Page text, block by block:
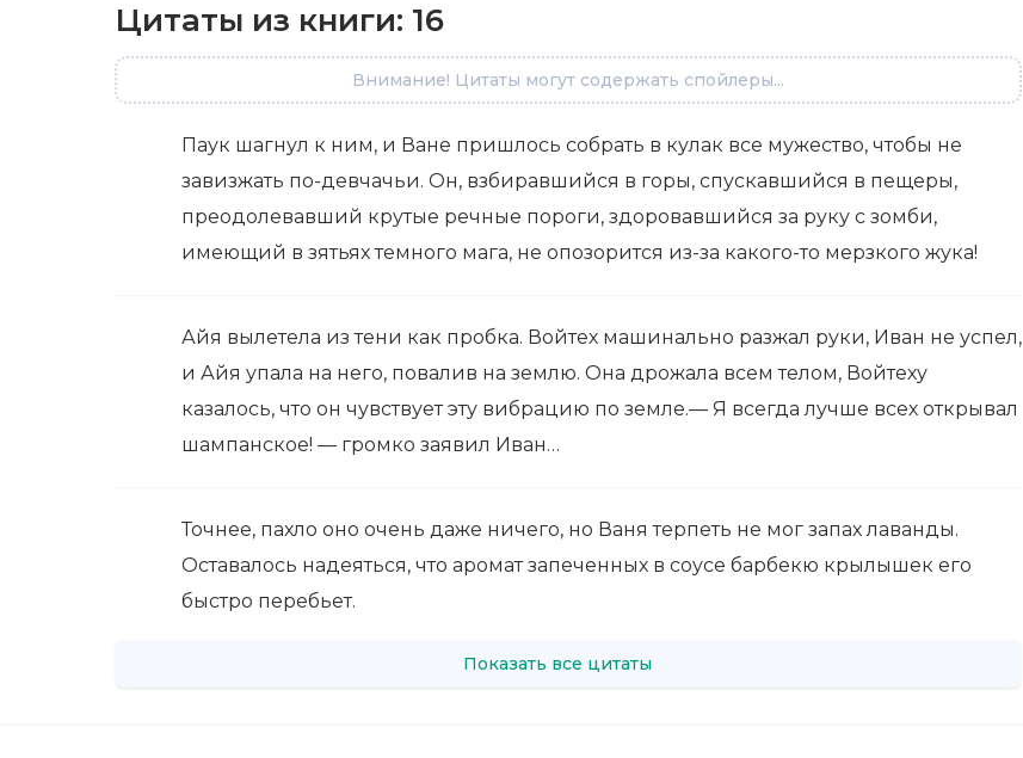
Цитаты из книги: 16
Внимание! Цитаты могут содержать спойлеры...
Паук шагнул к ним, и Ване пришлось собрать в кулак все мужество, чтобы не
завизжать по-девчачьи. Он, взбиравшийся в горы, спускавшийся в пещеры,
преодолевавший крутые речные пороги, здоровавшийся за руку с зомби,
имеющий в зятьях темного мага, не опозорится из-за какого-то мерзкого жука!
Айя вылетела из тени как пробка. Войтех машинально разжал руки, Иван не успел,
и Айя упала на него, повалив на землю. Она дрожала всем телом, Войтеху
казалось, что он чувствует эту вибрацию по земле.— Я всегда лучше всех открывал
шампанское! — громко заявил Иван…
Точнее, пахло оно очень даже ничего, но Ваня терпеть не мог запах лаванды.
Оставалось надеяться, что аромат запеченных в соусе барбекю крылышек его
быстро перебьет.
Показать все цитаты